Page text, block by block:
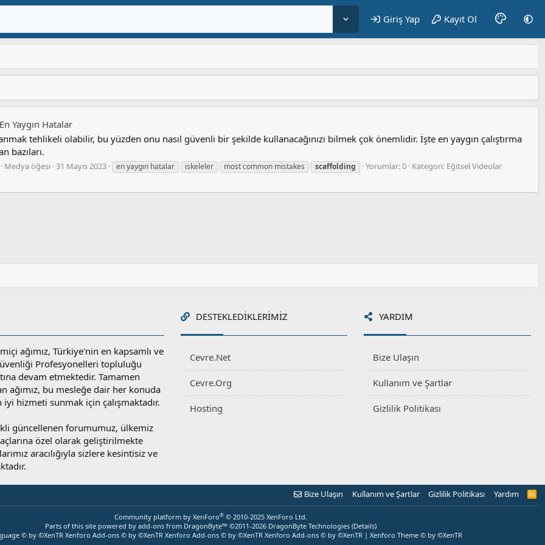
Giriş Yap Kayıt Ol
Yaygın Hatalar
tehlikeli olabilir, bu yüzden onu nasıl güvenli bir şekilde kullanacağınızı bilmek çok önemlidir. İşte en yaygın çalıştırma
bazıları.
Medya öğesi 31 Mayıs 2023 en yaygın hatalar iskeleler most common mistakes scaffolding Yorumlar: 0 Kategori: Eğitsel Videolar
ağımız, Türkiye'nin en kapsamlı ve
Profesyonelleri topluluğu
devam etmektedir. Tamamen
ağımız, bu mesleğe dair her konuda
iyi hizmeti sunmak için çalışmaktadır.
güncellenen forumumuz, ülkemiz
özel olarak geliştirilmekte
aracılığıyla sizlere kesintisiz ve
DESTEKLEDIKLERIMIZ
Cevre.Net
Cevre.Org
Hosting
YARDIM
Bize Ulaşın
Kullanım ve Şartlar
Gizlilik Politikası
Bize Ulaşın Kullanım ve Şartlar Gizlilik Politikası Yardım
R
Community platform by XenForo® © 2010-2025 XenForo Ltd.
Parts of this site powered by add-ons from DragonByte™ ©2011-2026 DragonByte Technologies (Details)
© by ©XenTR Xenforo Add-ons © by ©XenTR Xenforo Add-ons © by ©XenTR Xenforo Add-ons © by ©XenTR | Xenforo Theme © by ©XenTR